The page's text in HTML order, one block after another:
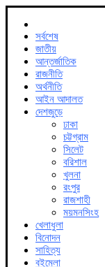
সর্বশেষ
জাতীয়
আন্তর্জাতিক
রাজনীতি
অর্থনীতি
আইন আদালত
দেশজুড়ে
ঢাকা
চট্টগ্রাম
সিলেট
বরিশাল
খুলনা
রংপুর
রাজশাহী
ময়মনসিংহ
খেলাধুলা
বিনোদন
সাহিত্য
বইমেলা